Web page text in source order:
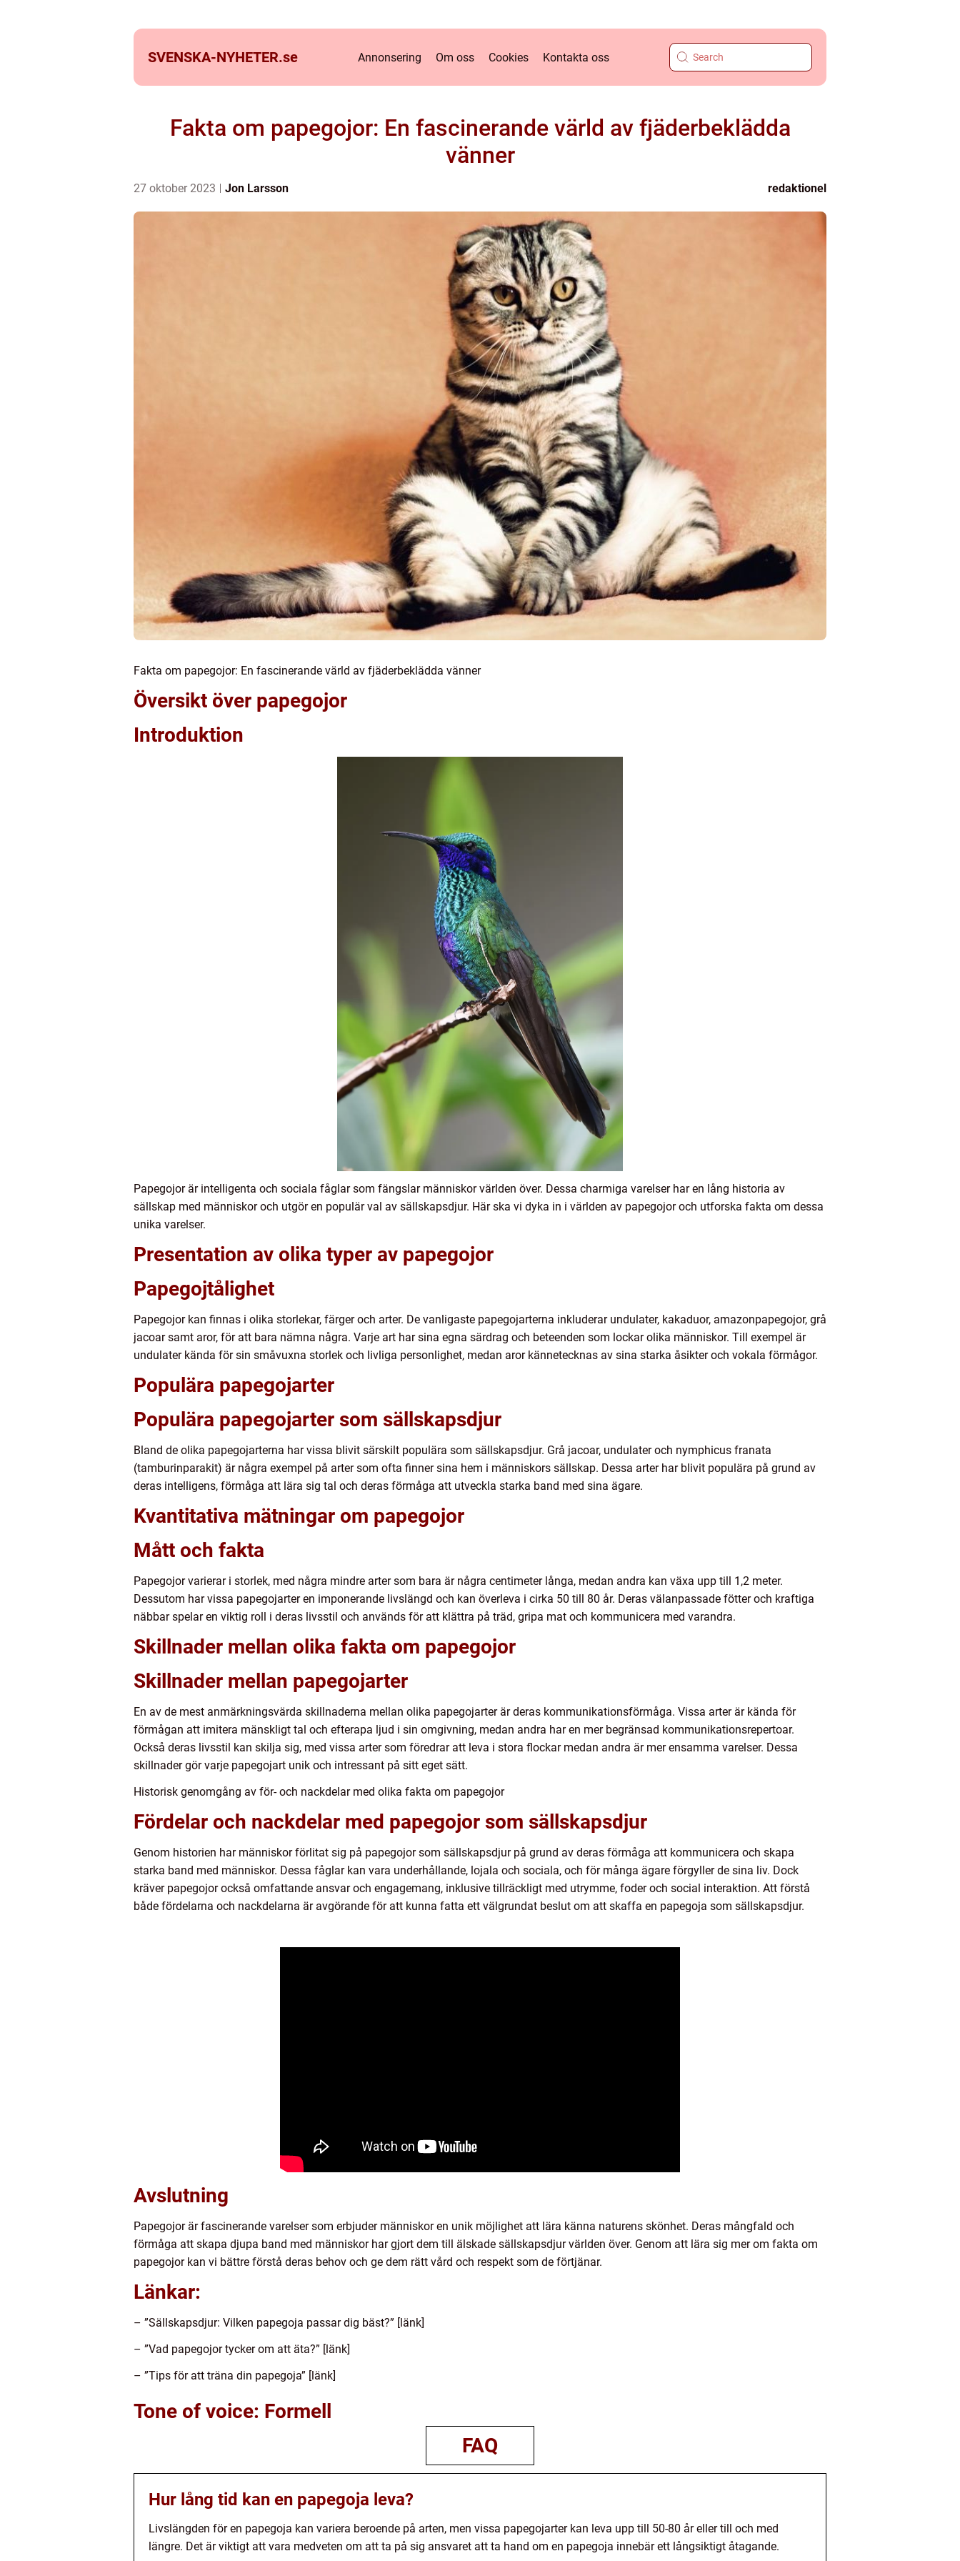
SVENSKA-NYHETER.se Annonsering Om oss Cookies Kontakta oss
Fakta om papegojor: En fascinerande värld av fjäderbeklädda
vänner
27 oktober 2023 Jon Larsson redaktionel
Fakta om papegojor: En fascinerande värld av fjäderbeklädda vänner
Översikt över papegojor
Introduktion
Papegojor är intelligenta och sociala fåglar som fängslar människor världen över. Dessa charmiga varelser har en lång historia av
sällskap med människor och utgör en populär val av sällskapsdjur. Här ska vi dyka in i världen av papegojor och utforska fakta om dessa
unika varelser.
Presentation av olika typer av papegojor
Papegojtålighet
Papegojor kan finnas i olika storlekar, färger och arter. De vanligaste papegojarterna inkluderar undulater, kakaduor, amazonpapegojor, grå
jacoar samt aror, för att bara nämna några. Varje art har sina egna särdrag och beteenden som lockar olika människor. Till exempel är
undulater kända för sin småvuxna storlek och livliga personlighet, medan aror kännetecknas av sina starka åsikter och vokala förmågor.
Populära papegojarter
Populära papegojarter som sällskapsdjur
Bland de olika papegojarterna har vissa blivit särskilt populära som sällskapsdjur. Grå jacoar, undulater och nymphicus franata
(tamburinparakit) är några exempel på arter som ofta finner sina hem i människors sällskap. Dessa arter har blivit populära på grund av
deras intelligens, förmåga att lära sig tal och deras förmåga att utveckla starka band med sina ägare.
Kvantitativa mätningar om papegojor
Mått och fakta
Papegojor varierar i storlek, med några mindre arter som bara är några centimeter långa, medan andra kan växa upp till 1,2 meter.
Dessutom har vissa papegojarter en imponerande livslängd och kan överleva i cirka 50 till 80 år. Deras välanpassade fötter och kraftiga
näbbar spelar en viktig roll i deras livsstil och används för att klättra på träd, gripa mat och kommunicera med varandra.
Skillnader mellan olika fakta om papegojor
Skillnader mellan papegojarter
En av de mest anmärkningsvärda skillnaderna mellan olika papegojarter är deras kommunikationsförmåga. Vissa arter är kända för
förmågan att imitera mänskligt tal och efterapa ljud i sin omgivning, medan andra har en mer begränsad kommunikationsrepertoar.
Också deras livsstil kan skilja sig, med vissa arter som föredrar att leva i stora flockar medan andra är mer ensamma varelser. Dessa
skillnader gör varje papegojart unik och intressant på sitt eget sätt.
Historisk genomgång av för- och nackdelar med olika fakta om papegojor
Fördelar och nackdelar med papegojor som sällskapsdjur
Genom historien har människor förlitat sig på papegojor som sällskapsdjur på grund av deras förmåga att kommunicera och skapa
starka band med människor. Dessa fåglar kan vara underhållande, lojala och sociala, och för många ägare förgyller de sina liv. Dock
kräver papegojor också omfattande ansvar och engagemang, inklusive tillräckligt med utrymme, foder och social interaktion. Att förstå
både fördelarna och nackdelarna är avgörande för att kunna fatta ett välgrundat beslut om att skaffa en papegoja som sällskapsdjur.
Avslutning
Papegojor är fascinerande varelser som erbjuder människor en unik möjlighet att lära känna naturens skönhet. Deras mångfald och
förmåga att skapa djupa band med människor har gjort dem till älskade sällskapsdjur världen över. Genom att lära sig mer om fakta om
papegojor kan vi bättre förstå deras behov och ge dem rätt vård och respekt som de förtjänar.
Länkar:
– ”Sällskapsdjur: Vilken papegoja passar dig bäst?” [länk]
– ”Vad papegojor tycker om att äta?” [länk]
– ”Tips för att träna din papegoja” [länk]
Tone of voice: Formell
FAQ
Hur lång tid kan en papegoja leva?
Livslängden för en papegoja kan variera beroende på arten, men vissa papegojarter kan leva upp till 50-80 år eller till och med
längre. Det är viktigt att vara medveten om att ta på sig ansvaret att ta hand om en papegoja innebär ett långsiktigt åtagande.